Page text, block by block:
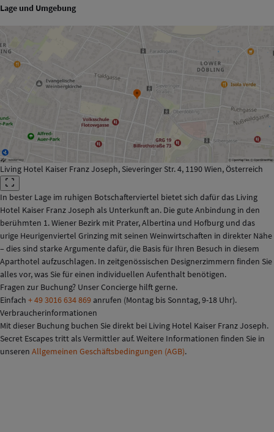
Lage und Umgebung
Living Hotel Kaiser Franz Joseph, Sieveringer Str. 4, 1190 Wien, Österreich
In bester Lage im ruhigen Botschafterviertel bietet sich dafür das Living
Hotel Kaiser Franz Joseph als Unterkunft an. Die gute Anbindung in den
berühmten 1. Wiener Bezirk mit Prater, Albertina und Hofburg und das
urige Heurigenviertel Grinzing mit seinen Weinwirtschaften in direkter Nähe
– dies sind starke Argumente dafür, die Basis für Ihren Besuch in diesem
Aparthotel aufzuschlagen. In zeitgenössischen Designerzimmern finden Sie
alles vor, was Sie für einen individuellen Aufenthalt benötigen.
Fragen zur Buchung? Unser Concierge hilft gerne.
Einfach + 49 3016 634 869 anrufen (Montag bis Sonntag, 9-18 Uhr).
Verbraucherinformationen
Mit dieser Buchung buchen Sie direkt bei Living Hotel Kaiser Franz Joseph.
Secret Escapes tritt als Vermittler auf. Weitere Informationen finden Sie in
unseren Allgemeinen Geschäftsbedingungen (AGB).